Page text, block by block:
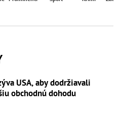
USA, aby dodržiavali
obchodnú dohodu